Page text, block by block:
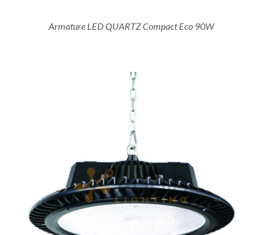
Armature LED QUARTZ Compact Eco 90W